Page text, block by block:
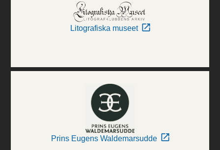
Litografiska museet
Prins Eugens Waldemarsudde